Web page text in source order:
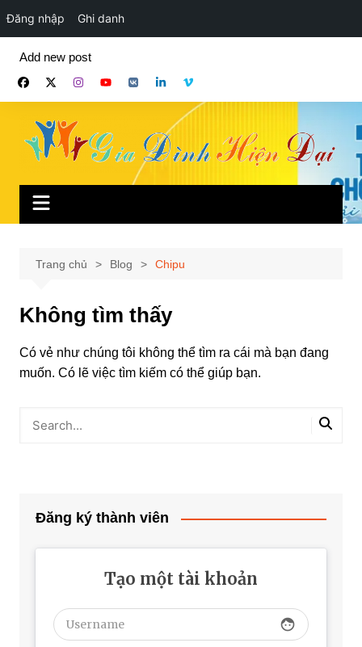
Đăng nhập Ghi danh
phần
Add new post
Trang chủ Blog Chipu
Không tìm thấy
Có vẻ như chúng tôi không thể tìm ra cái mà bạn đang
muốn. Có lẽ việc tìm kiếm có thể giúp bạn.
Đăng ký thành viên
Tạo một tài khoản
face